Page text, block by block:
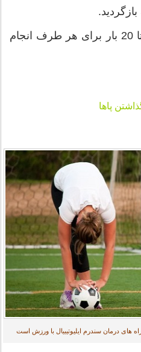
2 تا 3 ست و هر ست 15 تا 20 بار برای هر طرف انجام
های درمان سندرم ایلیوتیبیال با ورزش است